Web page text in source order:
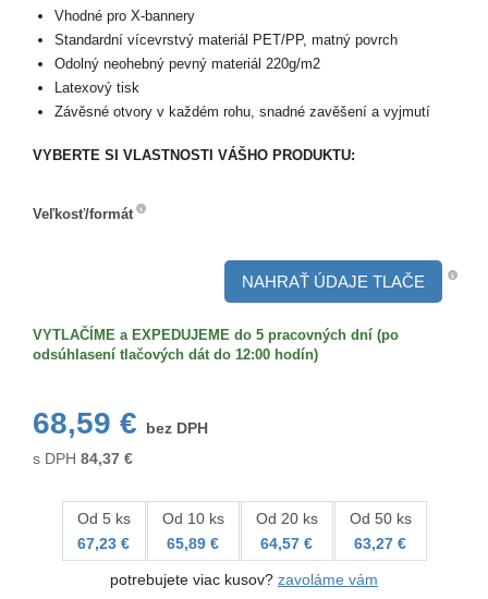
Vhodné pro X-bannery
Standardní vícevrstvý materiál PET/PP, matný povrch
Odolný neohebný pevný materiál 220g/m2
Latexový tisk
Závěsné otvory v každém rohu, snadné zavěšení a vyjmutí
VYBERTE SI VLASTNOSTI VÁŠHO PRODUKTU:
Veľkosť/formát
NAHRAŤ ÚDAJE TLAČE
VYTLAČÍME a EXPEDUJEME do 5 pracovných dní (po
odsúhlasení tlačových dát do 12:00 hodín)
68,59 €
bez DPH
s DPH 84,37 €
Od 5 ks
67,23 €
Od 10 ks
65,89 €
Od 20 ks
64,57 €
Od 50 ks
63,27 €
potrebujete viac kusov? zavoláme vám